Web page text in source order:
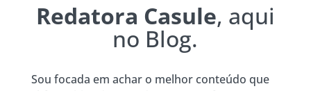
Redatora Casule, aqui
no Blog.
Sou focada em achar o melhor conteúdo que